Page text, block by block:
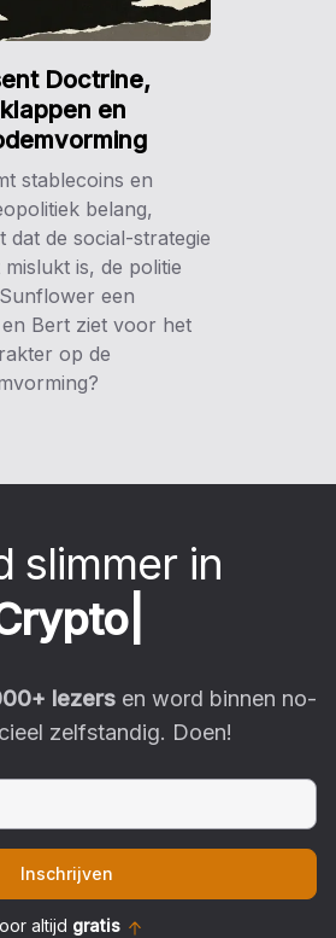
Doctrine,
en
stablecoins en
belang,
dat de social-strategie
is, de politie
een
Bert ziet voor het
op de
slimmer in
rypto
+ lezersen word binnen no-
zelfstandig. Doen!
Inschrijven
altijd gratis